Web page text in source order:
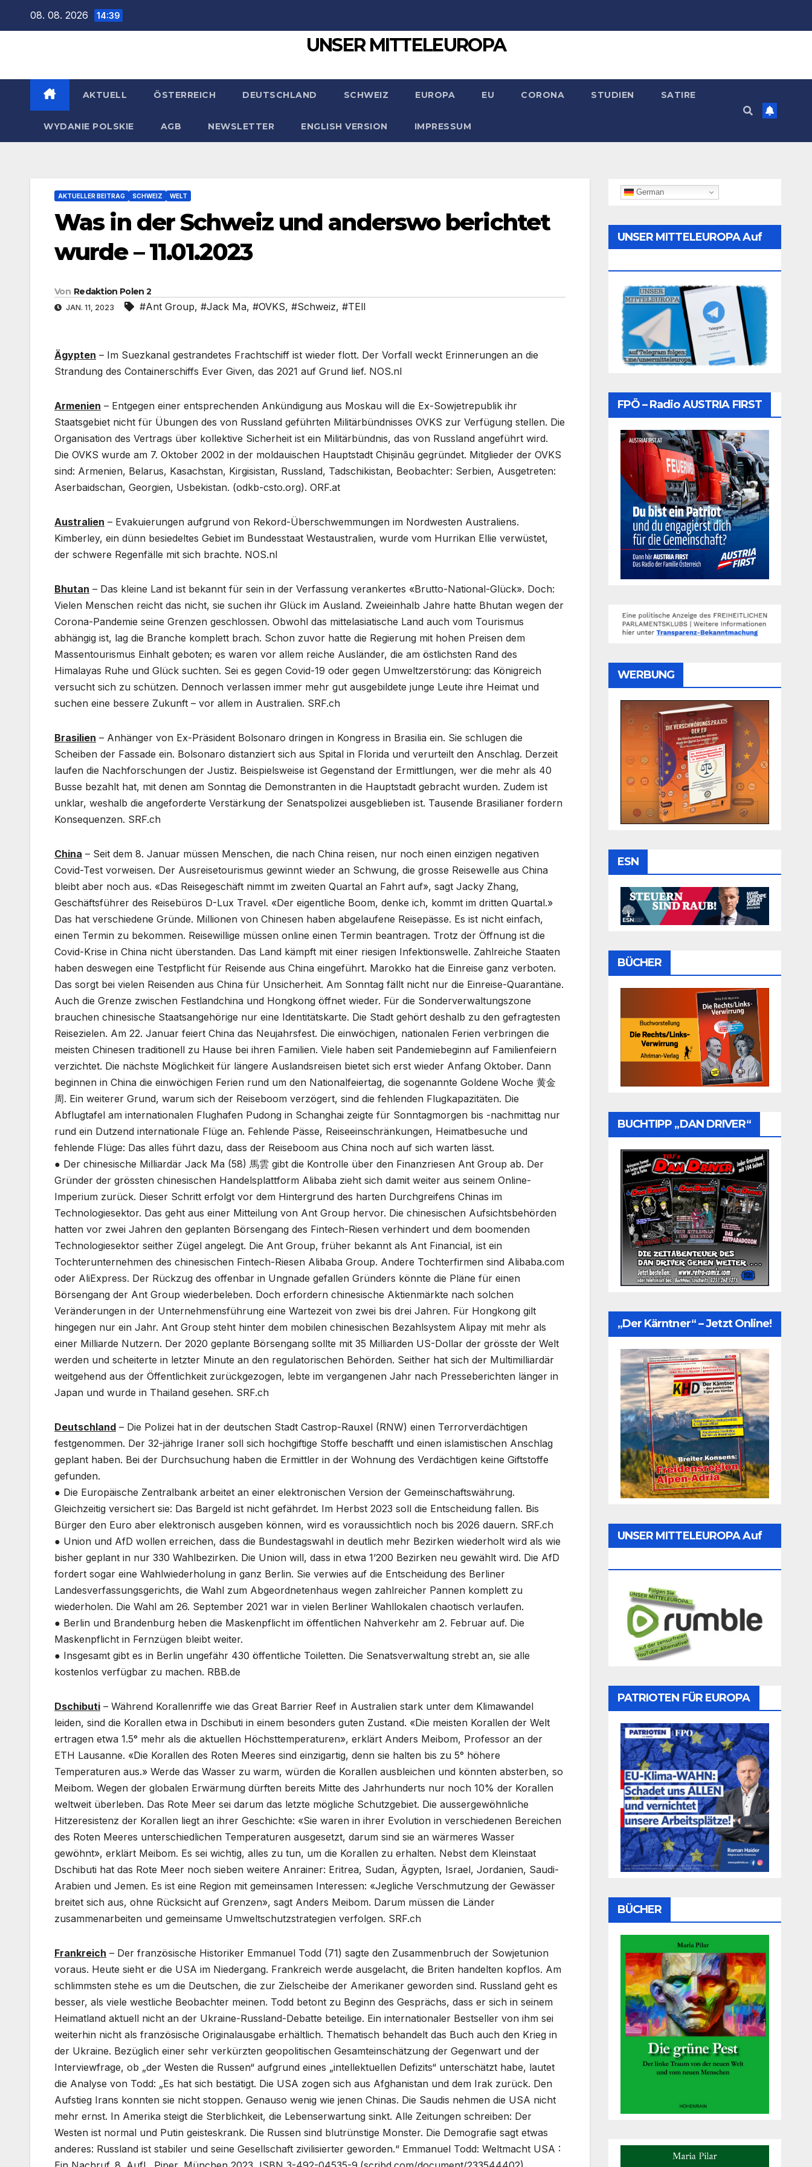
08. 08. 2026 14:39
UNSER MITTELEUROPA
AKTUELL ÖSTERREICH DEUTSCHLAND SCHWEIZ EUROPA EU CORONA STUDIEN SATIRE
WYDANIE POLSKIE AGB NEWSLETTER ENGLISH VERSION IMPRESSUM
AKTUELLER BEITRAG SCHWEIZ WELT
Was in der Schweiz und anderswo berichtet
wurde – 11.01.2023
Von Redaktion Polen 2
JAN. 11, 2023 #Ant Group, #Jack Ma, #OVKS, #Schweiz, #TEll
Ägypten – Im Suezkanal gestrandetes Frachtschiff ist wieder flott. Der Vorfall weckt Erinnerungen an die
Strandung des Containerschiffs Ever Given, das 2021 auf Grund lief. NOS.nl
Armenien – Entgegen einer entsprechenden Ankündigung aus Moskau will die Ex-Sowjetrepublik ihr
Staatsgebiet nicht für Übungen des von Russland geführten Militärbündnisses OVKS zur Verfügung stellen. Die
Organisation des Vertrags über kollektive Sicherheit ist ein Militärbündnis, das von Russland angeführt wird.
Die OVKS wurde am 7. Oktober 2002 in der moldauischen Hauptstadt Chișinău gegründet. Mitglieder der OVKS
sind: Armenien, Belarus, Kasachstan, Kirgisistan, Russland, Tadschikistan, Beobachter: Serbien, Ausgetreten:
Aserbaidschan, Georgien, Usbekistan. (odkb-csto.org). ORF.at
Australien – Evakuierungen aufgrund von Rekord-Überschwemmungen im Nordwesten Australiens.
Kimberley, ein dünn besiedeltes Gebiet im Bundesstaat Westaustralien, wurde vom Hurrikan Ellie verwüstet,
der schwere Regenfälle mit sich brachte. NOS.nl
Bhutan – Das kleine Land ist bekannt für sein in der Verfassung verankertes «Brutto-National-Glück». Doch:
Vielen Menschen reicht das nicht, sie suchen ihr Glück im Ausland. Zweieinhalb Jahre hatte Bhutan wegen der
Corona-Pandemie seine Grenzen geschlossen. Obwohl das mittelasiatische Land auch vom Tourismus
abhängig ist, lag die Branche komplett brach. Schon zuvor hatte die Regierung mit hohen Preisen dem
Massentourismus Einhalt geboten; es waren vor allem reiche Ausländer, die am östlichsten Rand des
Himalayas Ruhe und Glück suchten. Sei es gegen Covid-19 oder gegen Umweltzerstörung: das Königreich
versucht sich zu schützen. Dennoch verlassen immer mehr gut ausgebildete junge Leute ihre Heimat und
suchen eine bessere Zukunft – vor allem in Australien. SRF.ch
Brasilien – Anhänger von Ex-Präsident Bolsonaro dringen in Kongress in Brasilia ein. Sie schlugen die
Scheiben der Fassade ein. Bolsonaro distanziert sich aus Spital in Florida und verurteilt den Anschlag. Derzeit
laufen die Nachforschungen der Justiz. Beispielsweise ist Gegenstand der Ermittlungen, wer die mehr als 40
Busse bezahlt hat, mit denen am Sonntag die Demonstranten in die Hauptstadt gebracht wurden. Zudem ist
unklar, weshalb die angeforderte Verstärkung der Senatspolizei ausgeblieben ist. Tausende Brasilianer fordern
Konsequenzen. SRF.ch
China – Seit dem 8. Januar müssen Menschen, die nach China reisen, nur noch einen einzigen negativen
Covid-Test vorweisen. Der Ausreisetourismus gewinnt wieder an Schwung, die grosse Reisewelle aus China
bleibt aber noch aus. «Das Reisegeschäft nimmt im zweiten Quartal an Fahrt auf», sagt Jacky Zhang,
Geschäftsführer des Reisebüros D-Lux Travel. «Der eigentliche Boom, denke ich, kommt im dritten Quartal.»
Das hat verschiedene Gründe. Millionen von Chinesen haben abgelaufene Reisepässe. Es ist nicht einfach,
einen Termin zu bekommen. Reisewillige müssen online einen Termin beantragen. Trotz der Öffnung ist die
Covid-Krise in China nicht überstanden. Das Land kämpft mit einer riesigen Infektionswelle. Zahlreiche Staaten
haben deswegen eine Testpflicht für Reisende aus China eingeführt. Marokko hat die Einreise ganz verboten.
Das sorgt bei vielen Reisenden aus China für Unsicherheit. Am Sonntag fällt nicht nur die Einreise-Quarantäne.
Auch die Grenze zwischen Festlandchina und Hongkong öffnet wieder. Für die Sonderverwaltungszone
brauchen chinesische Staatsangehörige nur eine Identitätskarte. Die Stadt gehört deshalb zu den gefragtesten
Reisezielen. Am 22. Januar feiert China das Neujahrsfest. Die einwöchigen, nationalen Ferien verbringen die
meisten Chinesen traditionell zu Hause bei ihren Familien. Viele haben seit Pandemiebeginn auf Familienfeiern
verzichtet. Die nächste Möglichkeit für längere Auslandsreisen bietet sich erst wieder Anfang Oktober. Dann
beginnen in China die einwöchigen Ferien rund um den Nationalfeiertag, die sogenannte Goldene Woche 黄金
周. Ein weiterer Grund, warum sich der Reiseboom verzögert, sind die fehlenden Flugkapazitäten. Die
Abflugtafel am internationalen Flughafen Pudong in Schanghai zeigte für Sonntagmorgen bis -nachmittag nur
rund ein Dutzend internationale Flüge an. Fehlende Pässe, Reiseeinschränkungen, Heimatbesuche und
fehlende Flüge: Das alles führt dazu, dass der Reiseboom aus China noch auf sich warten lässt.
● Der chinesische Milliardär Jack Ma (58) 馬雲 gibt die Kontrolle über den Finanzriesen Ant Group ab. Der
Gründer der grössten chinesischen Handelsplattform Alibaba zieht sich damit weiter aus seinem Online-
Imperium zurück. Dieser Schritt erfolgt vor dem Hintergrund des harten Durchgreifens Chinas im
Technologiesektor. Das geht aus einer Mitteilung von Ant Group hervor. Die chinesischen Aufsichtsbehörden
hatten vor zwei Jahren den geplanten Börsengang des Fintech-Riesen verhindert und dem boomenden
Technologiesektor seither Zügel angelegt. Die Ant Group, früher bekannt als Ant Financial, ist ein
Tochterunternehmen des chinesischen Fintech-Riesen Alibaba Group. Andere Tochterfirmen sind Alibaba.com
oder AliExpress. Der Rückzug des offenbar in Ungnade gefallen Gründers könnte die Pläne für einen
Börsengang der Ant Group wiederbeleben. Doch erfordern chinesische Aktienmärkte nach solchen
Veränderungen in der Unternehmensführung eine Wartezeit von zwei bis drei Jahren. Für Hongkong gilt
hingegen nur ein Jahr. Ant Group steht hinter dem mobilen chinesischen Bezahlsystem Alipay mit mehr als
einer Milliarde Nutzern. Der 2020 geplante Börsengang sollte mit 35 Milliarden US-Dollar der grösste der Welt
werden und scheiterte in letzter Minute an den regulatorischen Behörden. Seither hat sich der Multimilliardär
weitgehend aus der Öffentlichkeit zurückgezogen, lebte im vergangenen Jahr nach Presseberichten länger in
Japan und wurde in Thailand gesehen. SRF.ch
Deutschland – Die Polizei hat in der deutschen Stadt Castrop-Rauxel (RNW) einen Terrorverdächtigen
festgenommen. Der 32-jährige Iraner soll sich hochgiftige Stoffe beschafft und einen islamistischen Anschlag
geplant haben. Bei der Durchsuchung haben die Ermittler in der Wohnung des Verdächtigen keine Giftstoffe
gefunden.
● Die Europäische Zentralbank arbeitet an einer elektronischen Version der Gemeinschaftswährung.
Gleichzeitig versichert sie: Das Bargeld ist nicht gefährdet. Im Herbst 2023 soll die Entscheidung fallen. Bis
Bürger den Euro aber elektronisch ausgeben können, wird es voraussichtlich noch bis 2026 dauern. SRF.ch
● Union und AfD wollen erreichen, dass die Bundestagswahl in deutlich mehr Bezirken wiederholt wird als wie
bisher geplant in nur 330 Wahlbezirken. Die Union will, dass in etwa 1’200 Bezirken neu gewählt wird. Die AfD
fordert sogar eine Wahlwiederholung in ganz Berlin. Sie verwies auf die Entscheidung des Berliner
Landesverfassungsgerichts, die Wahl zum Abgeordnetenhaus wegen zahlreicher Pannen komplett zu
wiederholen. Die Wahl am 26. September 2021 war in vielen Berliner Wahllokalen chaotisch verlaufen.
● Berlin und Brandenburg heben die Maskenpflicht im öffentlichen Nahverkehr am 2. Februar auf. Die
Maskenpflicht in Fernzügen bleibt weiter.
● Insgesamt gibt es in Berlin ungefähr 430 öffentliche Toiletten. Die Senatsverwaltung strebt an, sie alle
kostenlos verfügbar zu machen. RBB.de
Dschibuti – Während Korallenriffe wie das Great Barrier Reef in Australien stark unter dem Klimawandel
leiden, sind die Korallen etwa in Dschibuti in einem besonders guten Zustand. «Die meisten Korallen der Welt
ertragen etwa 1.5° mehr als die aktuellen Höchsttemperaturen», erklärt Anders Meibom, Professor an der
ETH Lausanne. «Die Korallen des Roten Meeres sind einzigartig, denn sie halten bis zu 5° höhere
Temperaturen aus.» Werde das Wasser zu warm, würden die Korallen ausbleichen und könnten absterben, so
Meibom. Wegen der globalen Erwärmung dürften bereits Mitte des Jahrhunderts nur noch 10% der Korallen
weltweit überleben. Das Rote Meer sei darum das letzte mögliche Schutzgebiet. Die aussergewöhnliche
Hitzeresistenz der Korallen liegt an ihrer Geschichte: «Sie waren in ihrer Evolution in verschiedenen Bereichen
des Roten Meeres unterschiedlichen Temperaturen ausgesetzt, darum sind sie an wärmeres Wasser
gewöhnt», erklärt Meibom. Es sei wichtig, alles zu tun, um die Korallen zu erhalten. Nebst dem Kleinstaat
Dschibuti hat das Rote Meer noch sieben weitere Anrainer: Eritrea, Sudan, Ägypten, Israel, Jordanien, Saudi-
Arabien und Jemen. Es ist eine Region mit gemeinsamen Interessen: «Jegliche Verschmutzung der Gewässer
breitet sich aus, ohne Rücksicht auf Grenzen», sagt Anders Meibom. Darum müssen die Länder
zusammenarbeiten und gemeinsame Umweltschutzstrategien verfolgen. SRF.ch
Frankreich – Der französische Historiker Emmanuel Todd (71) sagte den Zusammenbruch der Sowjetunion
voraus. Heute sieht er die USA im Niedergang. Frankreich werde ausgelacht, die Briten handelten kopflos. Am
schlimmsten stehe es um die Deutschen, die zur Zielscheibe der Amerikaner geworden sind. Russland geht es
besser, als viele westliche Beobachter meinen. Todd betont zu Beginn des Gesprächs, dass er sich in seinem
Heimatland aktuell nicht an der Ukraine-Russland-Debatte beteilige. Ein internationaler Bestseller von ihm sei
weiterhin nicht als französische Originalausgabe erhältlich. Thematisch behandelt das Buch auch den Krieg in
der Ukraine. Bezüglich einer sehr verkürzten geopolitischen Gesamteinschätzung der Gegenwart und der
Interviewfrage, ob „der Westen die Russen“ aufgrund eines „intellektuellen Defizits“ unterschätzt habe, lautet
die Analyse von Todd: „Es hat sich bestätigt. Die USA zogen sich aus Afghanistan und dem Irak zurück. Den
Aufstieg Irans konnten sie nicht stoppen. Genauso wenig wie jenen Chinas. Die Saudis nehmen die USA nicht
mehr ernst. In Amerika steigt die Sterblichkeit, die Lebenserwartung sinkt. Alle Zeitungen schreiben: Der
Westen ist normal und Putin geisteskrank. Die Russen sind blutrünstige Monster. Die Demografie sagt etwas
anderes: Russland ist stabiler und seine Gesellschaft zivilisierter geworden.“ Emmanuel Todd: Weltmacht USA :
German
UNSER MITTELEUROPA Auf
FPÖ – Radio AUSTRIA FIRST
WERBUNG
ESN
BÜCHER
BUCHTIPP „DAN DRIVER“
„Der Kärntner“ – Jetzt Online!
UNSER MITTELEUROPA Auf
PATRIOTEN FÜR EUROPA
BÜCHER